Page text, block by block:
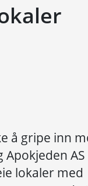
å gripe inn
Apokjeden AS
lokaler med